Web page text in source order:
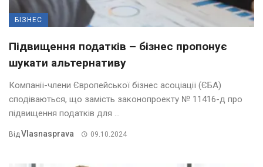
БІЗНЕС
Підвищення податків – бізнес пропонує
шукати альтернативу
Компанії-члени Європейської бізнес асоціації (ЄБА)
сподіваються, що замість законопроекту № 11416-д про
підвищення податків для ...
ВідVlasnasprava 09.10.2024